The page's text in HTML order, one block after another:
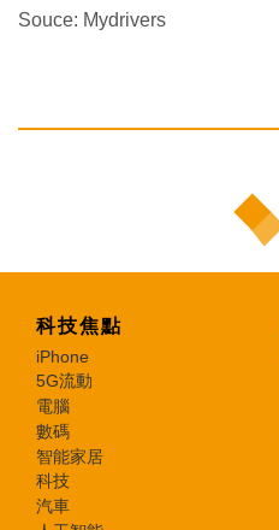
Souce: Mydrivers
科技焦點
iPhone
5G流動
電腦
數碼
智能家居
科技
汽車